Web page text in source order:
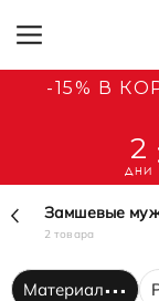
-15% В
2
ДНИ
Замшевые
2 товара
Материал